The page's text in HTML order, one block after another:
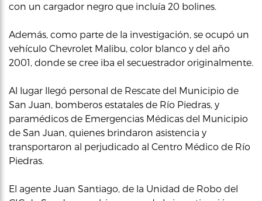
con un cargador negro que incluía 20 bolines.
Además, como parte de la investigación, se ocupó un
vehículo Chevrolet Malibu, color blanco y del año
2001, donde se cree iba el secuestrador originalmente.
Al lugar llegó personal de Rescate del Municipio de
San Juan, bomberos estatales de Río Piedras, y
paramédicos de Emergencias Médicas del Municipio
de San Juan, quienes brindaron asistencia y
transportaron al perjudicado al Centro Médico de Río
Piedras.
El agente Juan Santiago, de la Unidad de Robo del